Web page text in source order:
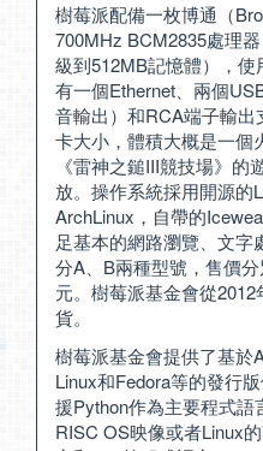
樹莓派配備一枚博通（
700MHz BCM2835處理
級到512MB記憶體），
有一個Ethernet、兩個
音輸出）和RCA端子輸
卡大小，體積大概是一個
《雷神之鎚III競技場》的
放。操作系統採用開源的
ArchLinux，自帶的
足基本的網路瀏覽、文字
分A、B兩種型號，售價
元。樹莓派基金會從
貨。
樹莓派基金會提供了基於
Linux和Fedora等的發行
援Python作為主要程式語
RISC OS映像或者Linux